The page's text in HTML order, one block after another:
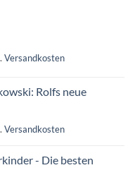
Versandkosten
Rolfs neue
Versandkosten
- Die besten